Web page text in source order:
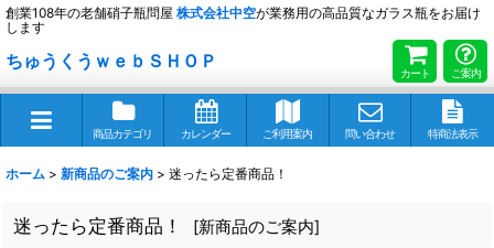
創業108年の老舗硝子瓶問屋 株式会社中空が業務用の高品質なガラス瓶をお届け
します
ちゅうくうｗｅｂＳＨＯＰ
カート ご案内
商品カテゴリ カレンダー ご利用案内 問い合わせ 特商法表示
ホーム > 新商品のご案内 > 迷ったら定番商品！
迷ったら定番商品！ [新商品のご案内]